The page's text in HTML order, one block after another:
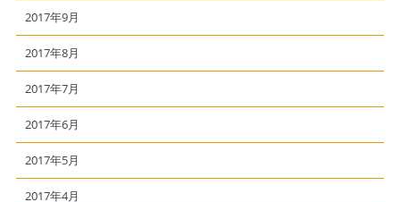
2017年9月
2017年8月
2017年7月
2017年6月
2017年5月
2017年4月